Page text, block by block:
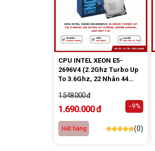
CPU INTEL XEON E5-
2696V4 (2.2Ghz Turbo Up
To 3.6Ghz, 22 Nhân 44
2011-3)
1.548.000 đ
1.690.000 đ --9%
Hết hàng (0)